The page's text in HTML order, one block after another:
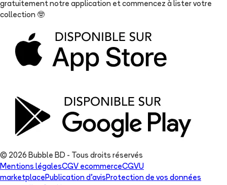
gratuitement notre application et commencez à lister votre
collection 🤓
© 2026 Bubble BD - Tous droits réservés
Mentions légalesCGV ecommerceCGVU
marketplacePublication d'avisProtection de vos données